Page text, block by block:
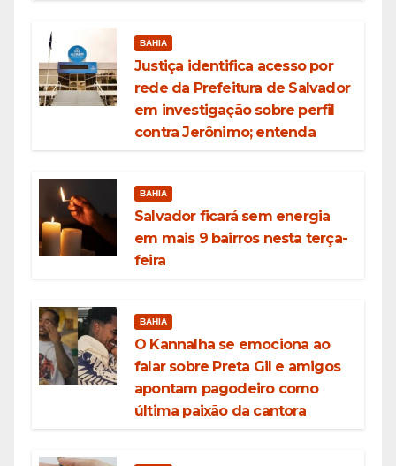
BAHIA
Justiça identifica acesso por
rede da Prefeitura de Salvador
em investigação sobre perfil
contra Jerônimo; entenda
BAHIA
Salvador ficará sem energia
em mais 9 bairros nesta terça-
feira
BAHIA
O Kannalha se emociona ao
falar sobre Preta Gil e amigos
apontam pagodeiro como
última paixão da cantora